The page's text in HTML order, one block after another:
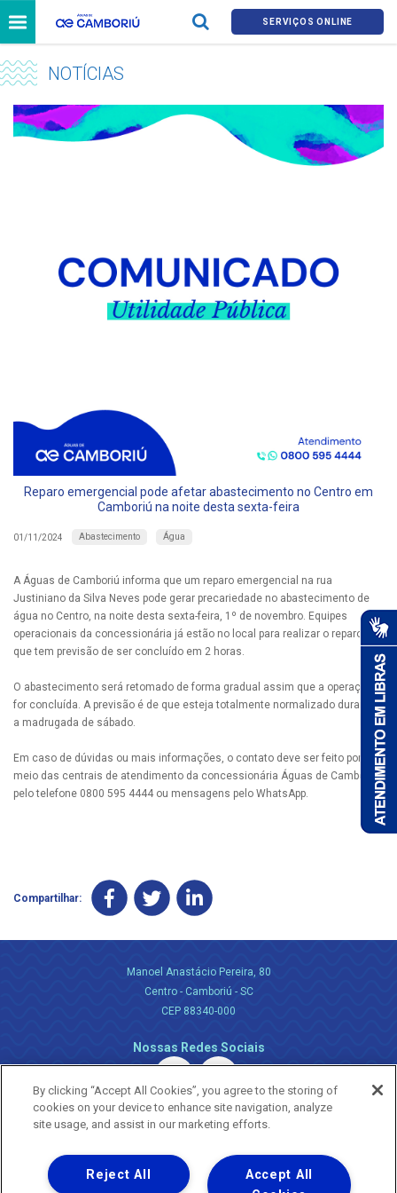
SERVIÇOS ONLINE
NOTÍCIAS
Reparo emergencial pode afetar abastecimento no Centro em
Camboriú na noite desta sexta-feira
01/11/2024 Abastecimento Água
A Águas de Camboriú informa que um reparo emergencial na rua
Justiniano da Silva Neves pode gerar precariedade no abastecimento de
água no Centro, na noite desta sexta-feira, 1º de novembro. Equipes
operacionais da concessionária já estão no local para realizar o reparo,
que tem previsão de ser concluído em 2 horas.
O abastecimento será retomado de forma gradual assim que a operação
for concluída. A previsão é de que esteja totalmente normalizado durante
a madrugada de sábado.
Em caso de dúvidas ou mais informações, o contato deve ser feito por
meio das centrais de atendimento da concessionária Águas de Camboriú,
pelo telefone 0800 595 4444 ou mensagens pelo WhatsApp.
Compartilhar:
Manoel Anastácio Pereira, 80
Centro - Camboriú - SC
CEP 88340-000
Nossas Redes Sociais
Uma empresa
Copyright ® 2026 - Todos os Direitos Reservados.
By clicking “Accept All Cookies”, you agree to the storing of
cookies on your device to enhance site navigation, analyze
site usage, and assist in our marketing efforts.
Accept All
Reject All